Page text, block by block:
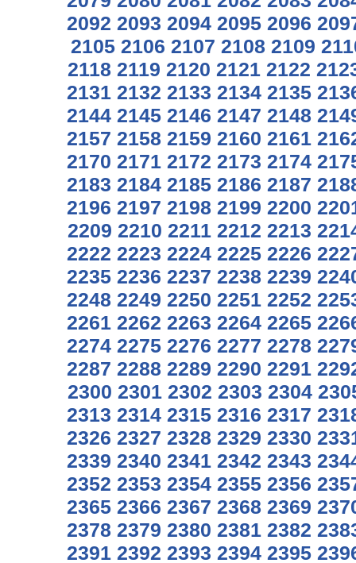
2092 2093 2094 2095 2096
2105 2106 2107 2108 2109
2118 2119 2120 2121 2122
2131 2132 2133 2134 2135
2144 2145 2146 2147 2148
2157 2158 2159 2160 2161
2170 2171 2172 2173 2174
2183 2184 2185 2186 2187
2196 2197 2198 2199 2200
2209 2210 2211 2212 2213
2222 2223 2224 2225 2226
2235 2236 2237 2238 2239
2248 2249 2250 2251 2252
2261 2262 2263 2264 2265
2274 2275 2276 2277 2278
2287 2288 2289 2290 2291
2300 2301 2302 2303 2304
2313 2314 2315 2316 2317
2326 2327 2328 2329 2330
2339 2340 2341 2342 2343
2352 2353 2354 2355 2356
2365 2366 2367 2368 2369
2378 2379 2380 2381 2382
2391 2392 2393 2394 2395